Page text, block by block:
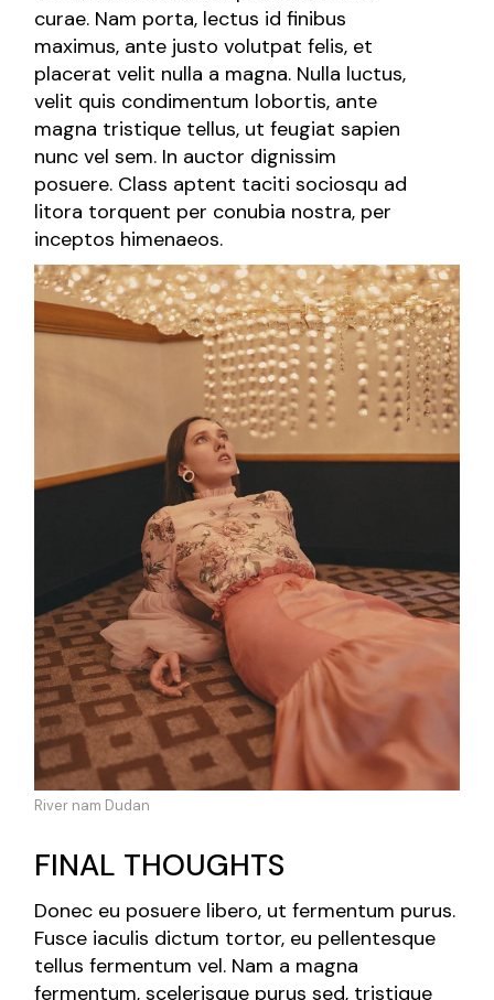
curae. Nam porta, lectus id finibus
maximus, ante justo volutpat felis, et
placerat velit nulla a magna. Nulla luctus,
velit quis condimentum lobortis, ante
magna tristique tellus, ut feugiat sapien
nunc vel sem. In auctor dignissim
posuere. Class aptent taciti sociosqu ad
litora torquent per conubia nostra, per
inceptos himenaeos.
River nam Dudan
FINAL THOUGHTS
Donec eu posuere libero, ut fermentum purus.
Fusce iaculis dictum tortor, eu pellentesque
tellus fermentum vel. Nam a magna
fermentum, scelerisque purus sed, tristique